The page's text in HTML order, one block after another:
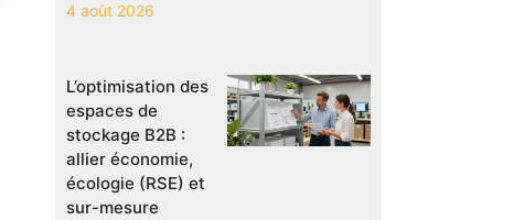
4 août 2026
L’optimisation des
espaces de
stockage B2B :
allier économie,
écologie (RSE) et
sur-mesure